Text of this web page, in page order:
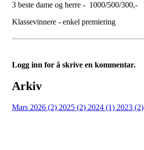
3 beste dame og herre - 1000/500/300,-
Klassevinnere - enkel premiering
Logg inn for å skrive en kommentar.
Arkiv
Mars 2026 (2) 2025 (2) 2024 (1) 2023 (2)